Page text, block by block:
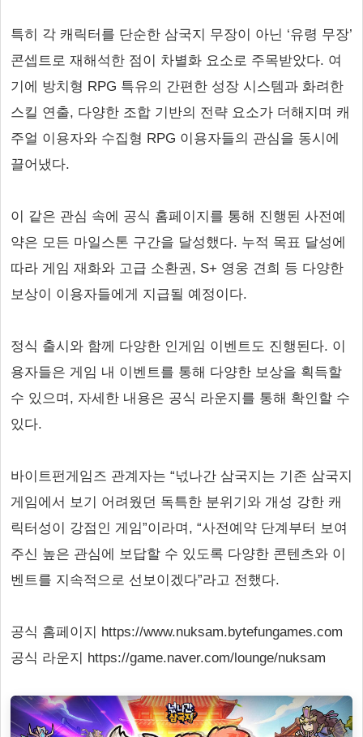
특히 각 캐릭터를 단순한 삼국지 무장이 아닌 ‘유령 무장’
콘셉트로 재해석한 점이 차별화 요소로 주목받았다. 여
기에 방치형 RPG 특유의 간편한 성장 시스템과 화려한
스킬 연출, 다양한 조합 기반의 전략 요소가 더해지며 캐
주얼 이용자와 수집형 RPG 이용자들의 관심을 동시에
끌어냈다.
이 같은 관심 속에 공식 홈페이지를 통해 진행된 사전예
약은 모든 마일스톤 구간을 달성했다. 누적 목표 달성에
따라 게임 재화와 고급 소환권, S+ 영웅 견희 등 다양한
보상이 이용자들에게 지급될 예정이다.
정식 출시와 함께 다양한 인게임 이벤트도 진행된다. 이
용자들은 게임 내 이벤트를 통해 다양한 보상을 획득할
수 있으며, 자세한 내용은 공식 라운지를 통해 확인할 수
있다.
바이트펀게임즈 관계자는 “넋나간 삼국지는 기존 삼국지
게임에서 보기 어려웠던 독특한 분위기와 개성 강한 캐
릭터성이 강점인 게임”이라며, “사전예약 단계부터 보여
주신 높은 관심에 보답할 수 있도록 다양한 콘텐츠와 이
벤트를 지속적으로 선보이겠다”라고 전했다.
공식 홈페이지 https://www.nuksam.bytefungames.com
공식 라운지 https://game.naver.com/lounge/nuksam